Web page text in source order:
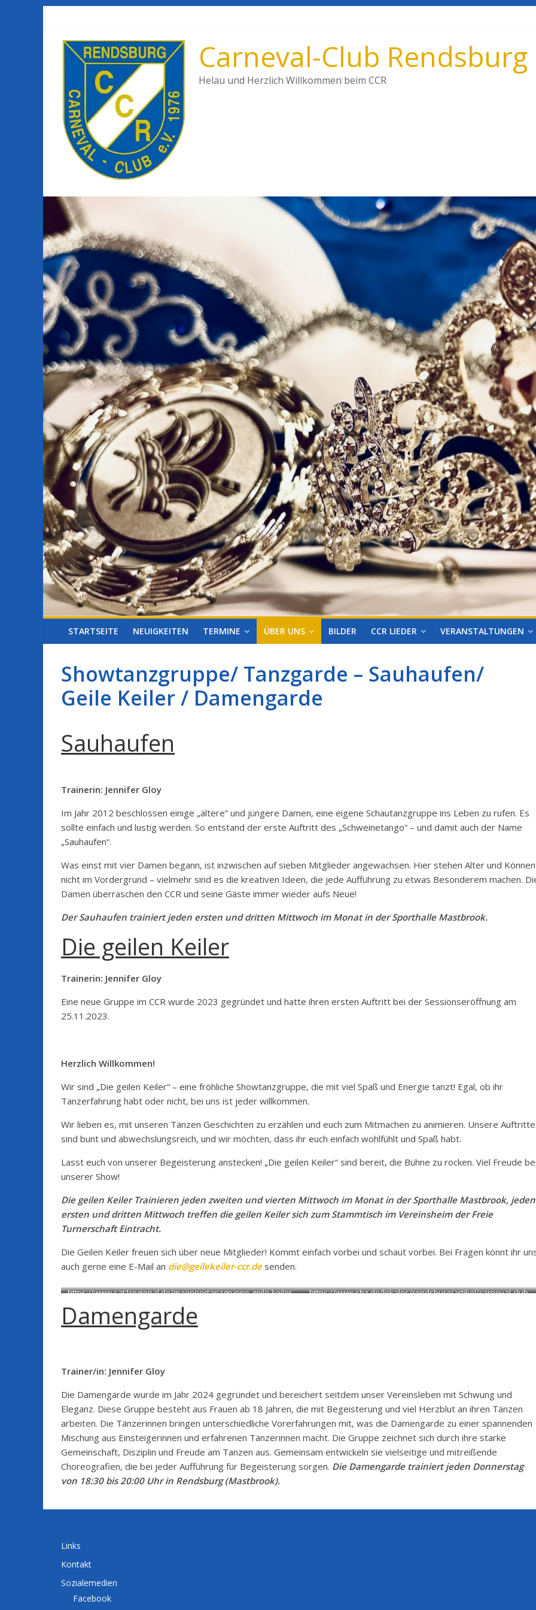
Carneval-Club Rendsburg
Helau und Herzlich Willkommen beim CCR
STARTSEITE NEUIGKEITEN TERMINE ÜBER UNS BILDER CCR LIEDER VERANSTALTUNGEN
Showtanzgruppe/ Tanzgarde – Sauhaufen/
Geile Keiler / Damengarde
Sauhaufen
Trainerin: Jennifer Gloy
Im Jahr 2012 beschlossen einige „ältere“ und jüngere Damen, eine eigene Schautanzgruppe ins Leben zu rufen. Es
sollte einfach und lustig werden. So entstand der erste Auftritt des „Schweinetango“ – und damit auch der Name
„Sauhaufen“.
Was einst mit vier Damen begann, ist inzwischen auf sieben Mitglieder angewachsen. Hier stehen Alter und Können
nicht im Vordergrund – vielmehr sind es die kreativen Ideen, die jede Aufführung zu etwas Besonderem machen.
Damen überraschen den CCR und seine Gäste immer wieder aufs Neue!
Der Sauhaufen trainiert jeden ersten und dritten Mittwoch im Monat in der Sporthalle Mastbrook.
Die geilen Keiler
Trainerin: Jennifer Gloy
Eine neue Gruppe im CCR wurde 2023 gegründet und hatte ihren ersten Auftritt bei der Sessionseröffnung am
25.11.2023.
Herzlich Willkommen!
Wir sind „Die geilen Keiler“ – eine fröhliche Showtanzgruppe, die mit viel Spaß und Energie tanzt! Egal, ob ihr
Tanzerfahrung habt oder nicht, bei uns ist jeder willkommen.
Wir lieben es, mit unseren Tänzen Geschichten zu erzählen und euch zum Mitmachen zu animieren. Unsere Auftritte
sind bunt und abwechslungsreich, und wir möchten, dass ihr euch einfach wohlfühlt und Spaß habt.
Lasst euch von unserer Begeisterung anstecken! „Die geilen Keiler“ sind bereit, die Bühne zu rocken. Viel Freude
unserer Show!
Die geilen Keiler Trainieren jeden zweiten und vierten Mittwoch im Monat in der Sporthalle Mastbrook, jeden
ersten und dritten Mittwoch treffen die geilen Keiler sich zum Stammtisch im Vereinsheim der Freie
Turnerschaft Eintracht.
Die Geilen Keiler freuen sich über neue Mitglieder! Kommt einfach vorbei und schaut vorbei. Bei Fragen könnt ihr
auch gerne eine E-Mail an die@geilekeiler-ccr.de senden.
https://www.sat1regional.de/maennertanzgruppe-geile-keiler-
bringt-schwung-in-rendsburger-carneval-club/
https://www.shz.de/lokales/rendsburg/artikel/carneval-club-
Damengarde
Trainer/in: Jennifer Gloy
Die Damengarde wurde im Jahr 2024 gegründet und bereichert seitdem unser Vereinsleben mit Schwung und
Eleganz. Diese Gruppe besteht aus Frauen ab 18 Jahren, die mit Begeisterung und viel Herzblut an ihren Tänzen
arbeiten. Die Tänzerinnen bringen unterschiedliche Vorerfahrungen mit, was die Damengarde zu einer spannenden
Mischung aus Einsteigerinnen und erfahrenen Tänzerinnen macht. Die Gruppe zeichnet sich durch ihre starke
Gemeinschaft, Disziplin und Freude am Tanzen aus. Gemeinsam entwickeln sie vielseitige und mitreißende
Choreografien, die bei jeder Aufführung für Begeisterung sorgen. Die Damengarde trainiert jeden Donnerstag
von 18:30 bis 20:00 Uhr in Rendsburg (Mastbrook).
Links
Kontakt
Sozialemedien
Facebook